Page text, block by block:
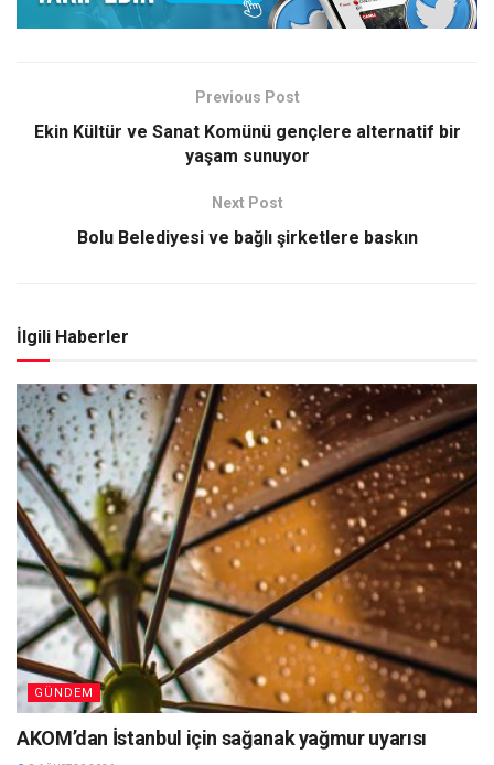
Previous Post
Ekin Kültür ve Sanat Komünü gençlere alternatif bir
yaşam sunuyor
Next Post
Bolu Belediyesi ve bağlı şirketlere baskın
İlgili Haberler
GÜNDEM
AKOM’dan İstanbul için sağanak yağmur uyarısı